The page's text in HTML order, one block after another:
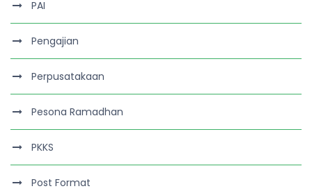
PAI
Pengajian
Perpusatakaan
Pesona Ramadhan
PKKS
Post Format